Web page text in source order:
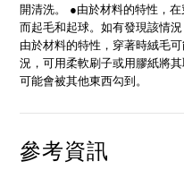
開清洗。 ●由於材料的特性，
而起毛和起球。如有發現該情
由於材料的特性，穿著時絨毛
況，可用柔軟刷子或用膠紙將
可能會被其他東西勾到。
參考資訊